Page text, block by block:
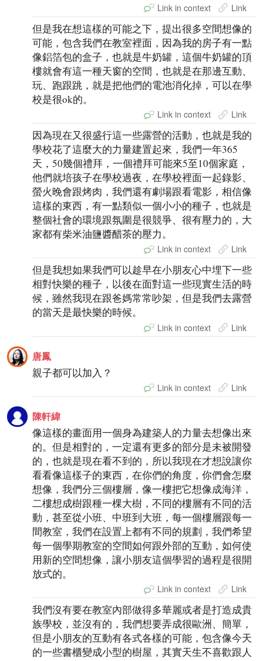
Link in context Link
但是我在想這樣的可能之下，提出很多空間想像的
可能，包含我們在教室裡面，因為我的房子有一點
像鋁箔包的盒子，也就是牛奶罐，這個牛奶罐的頂
樓就會有這一種天窗的空間，也就是在那邊互動、
玩、跑跟跳，就是把他們的電池消化掉，可以在學
校是很ok的。
Link in context Link
因為現在又很盛行這一些露營的活動，也就是我的
學校花了這麼大的力量建置起來，我們一年365
天，50幾個禮拜，一個禮拜可能來5至10個家庭，
他們就培孩子在學校過夜，在學校裡面一起錄影、
螢火晚會跟烤肉，我們還有劇場跟看電影，相信像
這樣的東西，有一點類似一個小小的種子，也就是
整個社會的環境跟氛圍是很競爭、很有壓力的，大
家都有柴米油鹽醬醋茶的壓力。
Link in context Link
但是我想如果我們可以趁早在小朋友心中埋下一些
相對快樂的種子，以後在面對這一些現實生活的時
候，雖然我現在跟爸媽常常吵架，但是我們去露營
的當天是最快樂的時候。
Link in context Link
唐鳳
親子都可以加入？
Link in context Link
陳軒緯
像這樣的畫面用一個身為建築人的力量去想像出來
的。但是相對的，一定還有更多的部分是未被開發
的，也就是現在看不到的，所以我現在才想說讓你
看看像這樣子的東西，在你們的角度，你們會怎麼
想像，我們分三個樓層，像一樓把它想像成海洋，
二樓想成樹跟種一棵大樹，不同的樓層有不同的活
動，甚至從小班、中班到大班，每一個樓層跟每一
間教室，我們在設置上都有不同的規劃，我們希望
每一個學期教室的空間如何跟外部的互動，如何使
用新的空間想像，讓小朋友這個學習的過程是很開
放式的。
Link in context Link
我們沒有要在教室內部做得多華麗或者是打造成貴
族學校，並沒有的，我們想要弄成很歐洲、簡單，
但是小朋友的互動有各式各樣的可能，包含像今天
的一些書櫃變成小型的樹屋，其實天生不喜歡跟人